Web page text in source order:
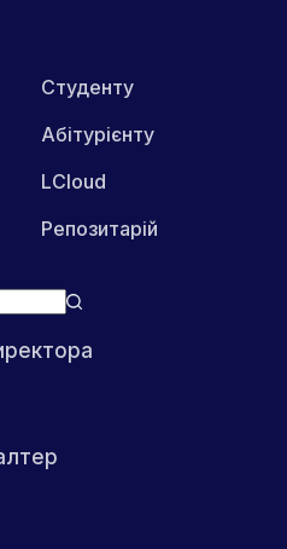
Студенту
Абітурієнту
LCloud
Репозитарій